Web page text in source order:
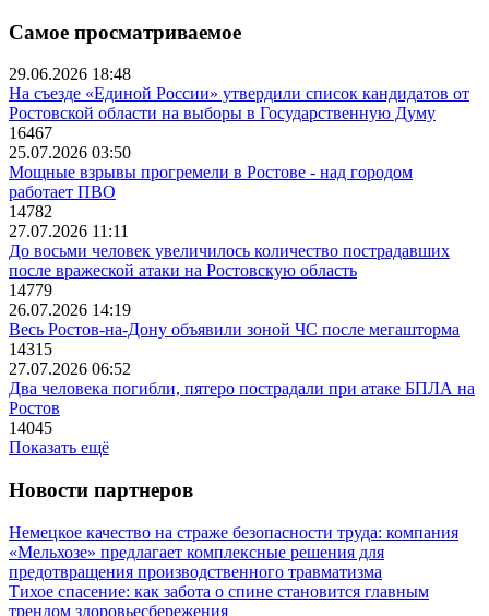
Самое просматриваемое
29.06.2026 18:48
На съезде «Единой России» утвердили список кандидатов от
Ростовской области на выборы в Государственную Думу
16467
25.07.2026 03:50
Мощные взрывы прогремели в Ростове - над городом
работает ПВО
14782
27.07.2026 11:11
До восьми человек увеличилось количество пострадавших
после вражеской атаки на Ростовскую область
14779
26.07.2026 14:19
Весь Ростов-на-Дону объявили зоной ЧС после мегашторма
14315
27.07.2026 06:52
Два человека погибли, пятеро пострадали при атаке БПЛА на
Ростов
14045
Показать ещё
Новости партнеров
Немецкое качество на страже безопасности труда: компания
«Мельхозе» предлагает комплексные решения для
предотвращения производственного травматизма
Тихое спасение: как забота о спине становится главным
трендом здоровьесбережения